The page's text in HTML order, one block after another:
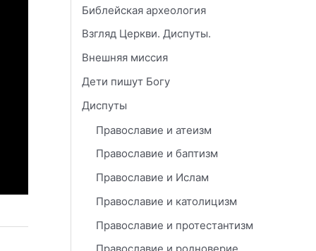
Библейская археология
Взгляд Церкви. Диспуты.
Внешняя миссия
Дети пишут Богу
Диспуты
Православие и атеизм
Православие и баптизм
Православие и Ислам
Православие и католицизм
Православие и протестантизм